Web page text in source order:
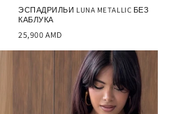
ЭСПАДРИЛЬИ LUNA METALLIC БЕЗ
КАБЛУКА
25,900 AMD